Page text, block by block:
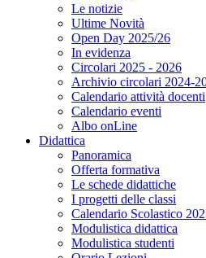
Le notizie
Ultime Novità
Open Day 2025/26
In evidenza
Circolari 2025 - 2026
Archivio circolari 2024-
Calendario attività docenti
Calendario eventi
Albo onLine
Didattica
Panoramica
Offerta formativa
Le schede didattiche
I progetti delle classi
Calendario Scolastico
Modulistica didattica
Modulistica studenti